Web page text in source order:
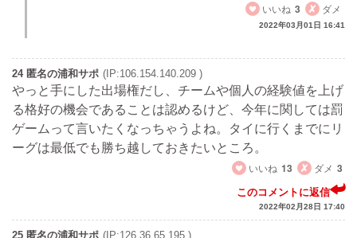
いいね 3 ダメ
2022年03月01日 16:41
24 匿名の浦和サポ (IP:106.154.140.209 )
やっと手にした出場権だし、チームや個人の経験値を上げ
る格好の機会であることは認めるけど、今年に関しては罰
ゲームって言いたくなっちゃうよね。タイに行くまでにリ
ーグは最低でも勝ち越しておきたいところ。
いいね 13 ダメ 3
このコメントに返信
2022年02月28日 17:40
25 匿名の浦和サポ (IP:126.36.65.195 )